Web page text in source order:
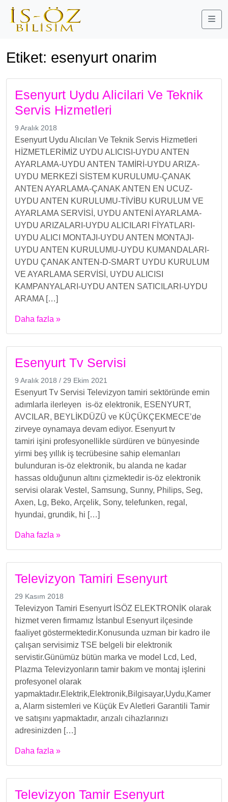
Etiket: esenyurt onarim
Esenyurt Uydu Alicilari Ve Teknik
Servis Hizmetleri
9 Aralık 2018
Esenyurt Uydu Alıcıları Ve Teknik Servis Hizmetleri
HİZMETLERİMİZ UYDU ALICISI-UYDU ANTEN
AYARLAMA-UYDU ANTEN TAMİRİ-UYDU ARIZA-
UYDU MERKEZİ SİSTEM KURULUMU-ÇANAK
ANTEN AYARLAMA-ÇANAK ANTEN EN UCUZ-
UYDU ANTEN KURULUMU-TİVİBU KURULUM VE
AYARLAMA SERVİSİ, UYDU ANTENİ AYARLAMA-
UYDU ARIZALARI-UYDU ALICILARI FİYATLARI-
UYDU ALICI MONTAJI-UYDU ANTEN MONTAJI-
UYDU ANTEN KURULUMU-UYDU KUMANDALARI-
UYDU ÇANAK ANTEN-D-SMART UYDU KURULUM
VE AYARLAMA SERVİSİ, UYDU ALICISI
KAMPANYALARI-UYDU ANTEN SATICILARI-UYDU
ARAMA […]
Daha fazla »
Esenyurt Tv Servisi
9 Aralık 2018 / 29 Ekim 2021
Esenyurt Tv Servisi Televizyon tamiri sektöründe emin
adımlarla ilerleyen is-öz elektronik, ESENYURT,
AVCILAR, BEYLİKDÜZÜ ve KÜÇÜKÇEKMECE’de
zirveye oynamaya devam ediyor. Esenyurt tv
tamiri işini profesyonellikle sürdüren ve bünyesinde
yirmi beş yıllık iş tecrübesine sahip elemanları
bulunduran is-öz elektronik, bu alanda ne kadar
hassas olduğunun altını çizmektedir is-öz elektronik
servisi olarak Vestel, Samsung, Sunny, Philips, Seg,
Axen, Lg, Beko, Arçelik, Sony, telefunken, regal,
hyundai, grundik, hi […]
Daha fazla »
Televizyon Tamiri Esenyurt
29 Kasım 2018
Televizyon Tamiri Esenyurt İSÖZ ELEKTRONİK olarak
hizmet veren firmamız İstanbul Esenyurt ilçesinde
faaliyet göstermektedir.Konusunda uzman bir kadro ile
çalışan servisimiz TSE belgeli bir elektronik
servistir.Günümüz bütün marka ve model Lcd, Led,
Plazma Televizyonların tamir bakım ve montaj işlerini
profesyonel olarak
yapmaktadır.Elektrik,Elektronik,Bilgisayar,Uydu,Kamer
a, Alarm sistemleri ve Küçük Ev Aletleri Garantili Tamir
ve satışını yapmaktadır, arızalı cihazlarınızı
adresinizden […]
Daha fazla »
Televizyon Tamir Esenyurt